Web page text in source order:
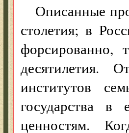
Описанные
столетия; в
десятилетия.
институтов
государства
ценностям.